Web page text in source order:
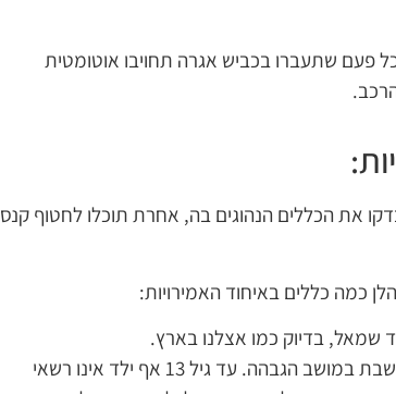
פעם שתעברו בכביש אגרה תחויבו אוטומטית
את הכללים הנהוגים בה, אחרת תוכלו לחטוף קנס
כמה כללים באיחוד האמירויות:
שמאל, בדיוק כמו אצלנו בארץ.
אם ילדיכם בגילים 4 עד 8, הם צריכים לשבת במושב הגבהה. עד גיל 13 אף ילד אינו רשאי